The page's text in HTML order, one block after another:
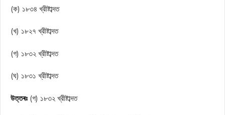
(ক) ১৮৩৪ খ্রীষ্টাব্দত
(খ) ১৮২৭ খ্রীষ্টাব্দত
(গ) ১৮৩২ খ্রীষ্টাব্দত
(ঘ) ১৮৩১ খ্রীষ্টাব্দত
উত্তৰঃ (গ) ১৮৩২ খ্রীষ্টাব্দত